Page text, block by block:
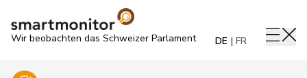
Wir beobachten das Schweizer Parlament DE FR